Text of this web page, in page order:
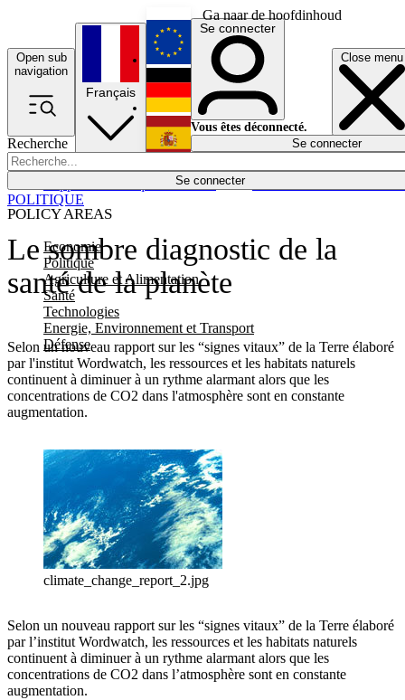
Ga naar de hoofdinhoud
Open sub
navigation
Close menu
Recherche
Se connecter
POLICY AREAS
Economie
Politique
Agriculture et Alimentation
Santé
Technologies
Energie, Environnement et Transport
Défense
Économie
Français
English
Deutsch
Español
Se connecter
Vous êtes déconnecté.
Se connecter
Le sombre diagnostic de la
santé de la planète
Selon un nouveau rapport sur les “signes vitaux” de la Terre élaboré
par l'institut Wordwatch, les ressources et les habitats naturels
continuent à diminuer à un rythme alarmant alors que les
concentrations de CO2 dans l'atmosphère sont en constante
augmentation.
POLITIQUE
climate_change_report_2.jpg
Selon un nouveau rapport sur les “signes vitaux” de la Terre élaboré
par l’institut Wordwatch, les ressources et les habitats naturels
continuent à diminuer à un rythme alarmant alors que les
concentrations de CO2 dans l’atmosphère sont en constante
augmentation.